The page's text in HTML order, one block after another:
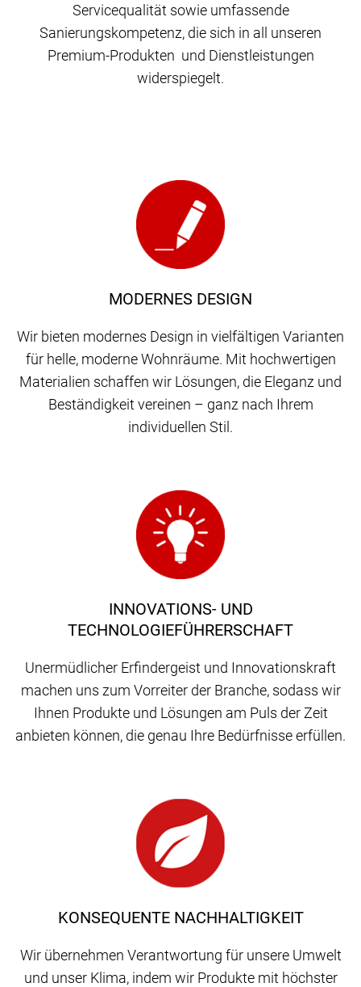
Servicequalität sowie umfassende
Sanierungskompetenz, die sich in all unseren
Premium-Produkten und Dienstleistungen
widerspiegelt.
MODERNES DESIGN
Wir bieten modernes Design in vielfältigen Varianten
für helle, moderne Wohnräume. Mit hochwertigen
Materialien schaffen wir Lösungen, die Eleganz und
Beständigkeit vereinen – ganz nach Ihrem
individuellen Stil.
KONSEQUENTE NACHHALTIGKEIT
Wir übernehmen Verantwortung für unsere Umwelt
und unser Klima, indem wir Produkte mit höchster
INNOVATIONS- UND
TECHNOLOGIEFÜHRERSCHAFT
Unermüdlicher Erfindergeist und Innovationskraft
machen uns zum Vorreiter der Branche, sodass wir
Ihnen Produkte und Lösungen am Puls der Zeit
anbieten können, die genau Ihre Bedürfnisse erfüllen.